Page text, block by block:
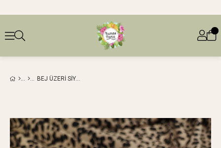
BEJ ÜZERI SIYAH DESENLI AEROBIN DOKUMA (EN 140 CM X BOY 260 CM)